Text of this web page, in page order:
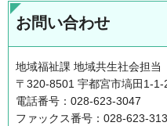
お問い合わせ
地域福祉課 地域共生社会担当
〒320-8501 宇都宮市塙田1-
電話番号：028-623-3047
ファックス番号：028-623-